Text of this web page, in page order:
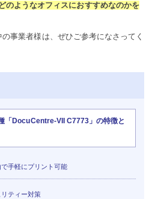
のようなオフィスにおすすめなのかを
事業者様は、ぜひご参考になさってく
「DocuCentre-VII C7773」の特徴と
手軽にプリント可能
ティー対策